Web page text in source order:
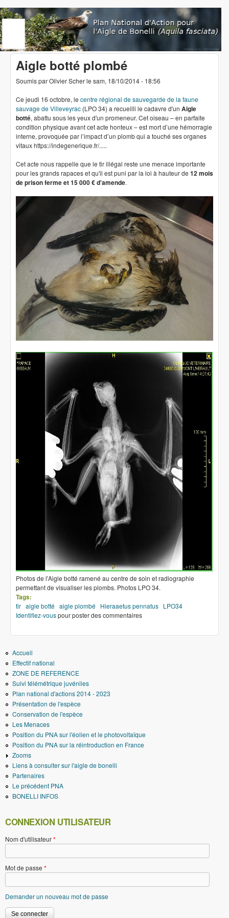
Aller au contenu principal
www.aigledebonelli.org
Aigle botté plombé
Soumis parOlivier Scherle sam, 18/10/2014 - 18:56
Ce jeudi 16 octobre, le centre régional de sauvegarde de la faune
sauvage de Villeveyrac (LPO 34) a recueilli le cadavre d'un Aigle
botté, abattu sous les yeux d'un promeneur. Cet oiseau – en parfaite
condition physique avant cet acte honteux – est mort d’une hémorragie
interne, provoquée par l’impact d’un plomb qui a touché ses organes
vitauxhttps://indegenerique.fr/.....
Cet acte nous rappelle que le tir illégal reste une menace importante
pour les grands rapaces et qu'il est puni par la loi à hauteur de 12 mois
de prison ferme et 15 000 € d'amende.
Photos de l'Aigle botté ramené au centre de soin et radiographie
permettant de visualiser les plombs. Photos LPO 34.
Tags:
tir aigle botté aigle plombé Hieraaetus pennatus LPO34
Identifiez-vouspour poster des commentaires
Accueil
Effectif national
ZONE DE REFERENCE
Suivi télémétrique juvéniles
Plan national d'actions 2014 - 2023
Présentation de l'espèce
Conservation de l'espèce
Les Menaces
Position du PNA sur l'éolien et le photovoltaïque
Position du PNA sur la réintroduction en France
Zooms
Liens à consulter sur l'aigle de bonelli
Partenaires
Le précédent PNA
BONELLI INFOS
CONNEXION UTILISATEUR
Nom d'utilisateur*
Mot de passe *
Demander un nouveau mot de passe